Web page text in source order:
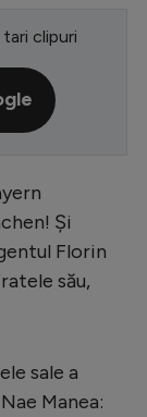
clipuri
Și
Florin
său,
sale a
Manea: